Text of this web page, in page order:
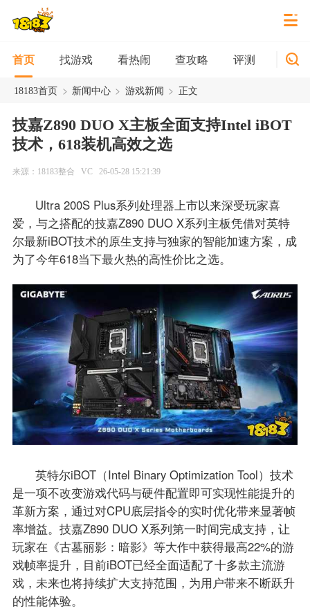
首页 找游戏 看热闹 查攻略 评测 新游
18183首页 > 新闻中心 > 游戏新闻 > 正文
技嘉Z890 DUO X主板全面支持Intel iBOT
技术，618装机高效之选
来源：18183整合 VC 26-05-28 15:21:39
Ultra 200S Plus系列处理器上市以来深受玩家喜
爱，与之搭配的技嘉Z890 DUO X系列主板凭借对英特
尔最新iBOT技术的原生支持与独家的智能加速方案，成
为了今年618当下最火热的高性价比之选。
英特尔iBOT（Intel Binary Optimization Tool）技术
是一项不改变游戏代码与硬件配置即可实现性能提升的
革新方案，通过对CPU底层指令的实时优化带来显著帧
率增益。技嘉Z890 DUO X系列第一时间完成支持，让
玩家在《古墓丽影：暗影》等大作中获得最高22%的游
戏帧率提升，目前iBOT已经全面适配了十多款主流游
戏，未来也将持续扩大支持范围，为用户带来不断跃升
的性能体验。